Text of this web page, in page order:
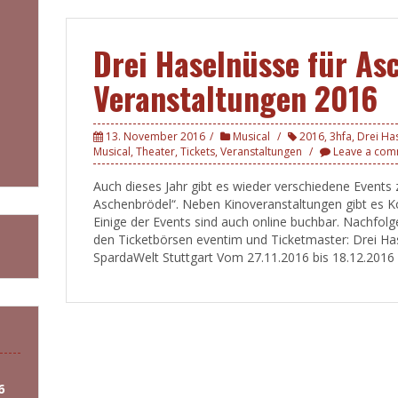
Drei Haselnüsse für
Veranstaltungen 2016
13. November 2016 Musical 2016, 3hfa, Drei
Musical, Theater, Tickets, Veranstaltungen Leave a
Auch dieses Jahr gibt es wieder verschiedene
Aschenbrödel“. Neben Kinoveranstaltungen gibt es
Einige der Events sind auch online buchbar.
den Ticketbörsen eventim und Ticketmaster: Drei
SpardaWelt Stuttgart Vom 27.11.2016 bis